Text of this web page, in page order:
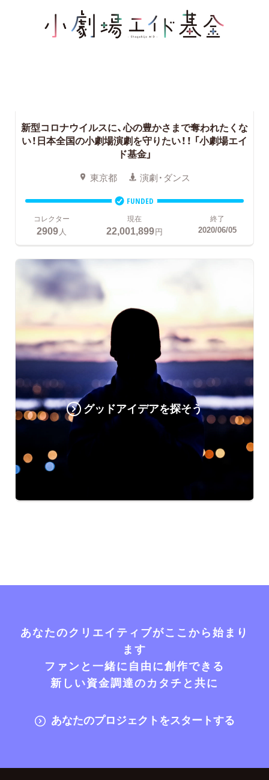
新型コロナウイルスに、心の豊かさまで奪われたくな
い！日本全国の小劇場演劇を守りたい！！ 「小劇場エイ
ド基金」
東京都 演劇・ダンス
FUNDED
コレクター
2909人
現在
22,001,899円
終了
2020/06/05
グッドアイデアを探そう
あなたのクリエイティブがここから始まり
ます
ファンと一緒に自由に創作できる
新しい資金調達のカタチと共に
あなたのプロジェクトをスタートする